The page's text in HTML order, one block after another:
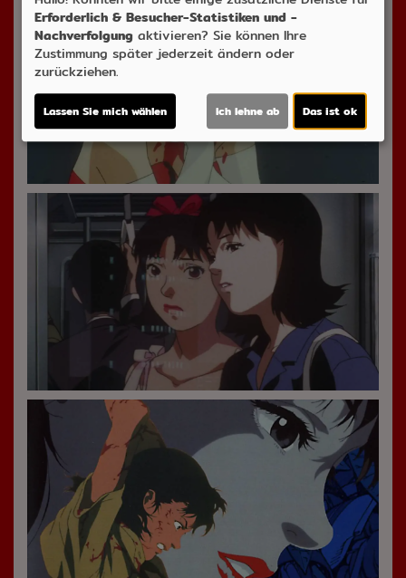
Erforderlich & Besucher-Statistiken und -
Nachverfolgung aktivieren? Sie können Ihre
Zustimmung später jederzeit ändern oder
zurückziehen.
Lassen Sie mich wählen Ich lehne ab Das ist ok